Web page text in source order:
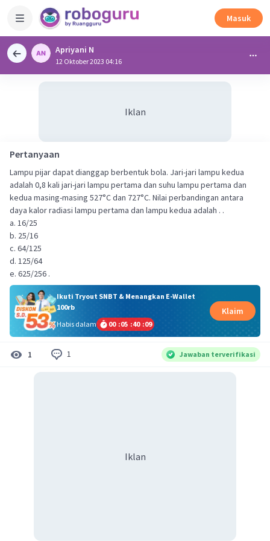
Masuk
Apriyani N
12 Oktober 2023 04:16
Iklan
Pertanyaan
Lampu pijar dapat dianggap berbentuk bola. Jari-jari lampu kedua
adalah 0,8 kali jari-jari lampu pertama dan suhu lampu pertama dan
kedua masing-masing 527°C dan 727°C. Nilai perbandingan antara
daya kalor radiasi lampu pertama dan lampu kedua adalah . .
a. 16/25
b. 25/16
c. 64/125
d. 125/64
e. 625/256 .
Ikuti Tryout SNBT & Menangkan E-Wallet
100rb
Habis dalam
00 :05 :40 :09
Klaim
1 1 Jawaban terverifikasi
Iklan